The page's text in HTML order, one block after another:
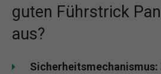
guten Führstrick
aus?
Sicherheitsmechanismus: